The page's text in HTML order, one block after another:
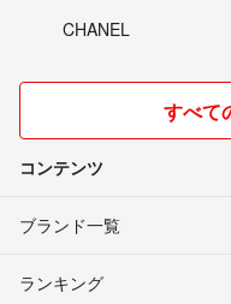
CHANEL
すべて
コンテンツ
ブランド一覧
ランキング